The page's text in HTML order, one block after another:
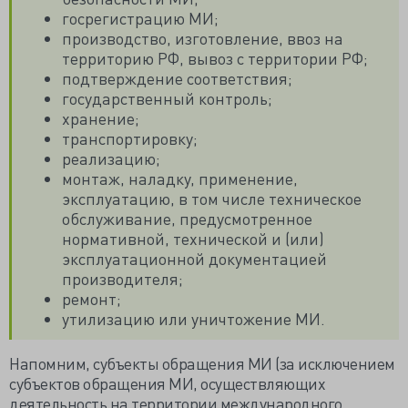
госрегистрацию МИ;
производство, изготовление, ввоз на
территорию РФ, вывоз с территории РФ;
подтверждение соответствия;
государственный контроль;
хранение;
транспортировку;
реализацию;
монтаж, наладку, применение,
эксплуатацию, в том числе техническое
обслуживание, предусмотренное
нормативной, технической и (или)
эксплуатационной документацией
производителя;
ремонт;
утилизацию или уничтожение МИ.
Напомним, субъекты обращения МИ (за исключением
субъектов обращения МИ, осуществляющих
деятельность на территории международного